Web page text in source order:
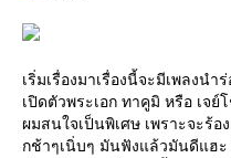
เริ่มเรื่องมาเรื่องนี้จะมีเพลงนำ
เปิดตัวพระเอก ทาคูมิ หรือ เจ
ผมสนใจเป็นพิเศษ เพราะจะร้
กช้าๆเนิ่บๆ มันฟังแล้วมันดีแฮะ